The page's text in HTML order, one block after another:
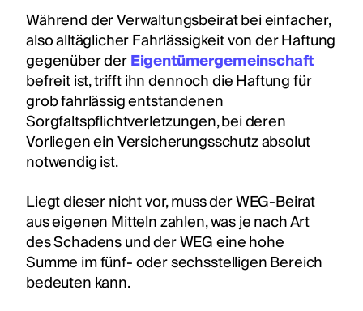
Während der Verwaltungsbeirat bei einfacher,
also alltäglicher Fahrlässigkeit von der Haftung
gegenüber derEigentümergemeinschaft
befreit ist, trifft ihn dennoch die Haftung für
grob fahrlässig entstandenen
Sorgfaltspflichtverletzungen, bei deren
Vorliegen ein Versicherungsschutz absolut
notwendig ist.
Liegt dieser nicht vor, muss der WEG-Beirat
aus eigenen Mitteln zahlen, was je nach Art
des Schadens und der WEG eine hohe
Summe im fünf- oder sechsstelligen Bereich
bedeuten kann.